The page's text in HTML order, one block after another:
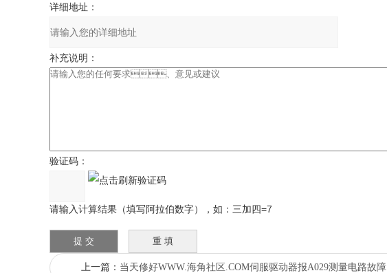
详细地址：
补充说明：
验证码：
请输入计算结果（填写阿拉伯数字），如：三加四=7
上一篇： 当天修好WWW.海角社区.COM伺服驱动器报A029测量电路故障